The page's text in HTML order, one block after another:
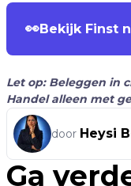
👀Bekijk Finst
Let op: Beleggen in
Handel alleen met
door Heysi
Ga